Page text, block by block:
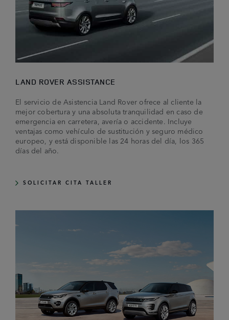
LAND ROVER ASSISTANCE
El servicio de Asistencia Land Rover ofrece al cliente la
mejor cobertura y una absoluta tranquilidad en caso de
emergencia en carretera, avería o accidente. Incluye
ventajas como vehículo de sustitución y seguro médico
europeo, y está disponible las 24 horas del día, los 365
días del año.
SOLICITAR CITA TALLER